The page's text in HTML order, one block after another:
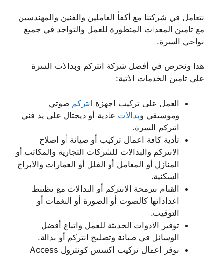
نتعامل في شركتنا مع أكفأ العاملين والفنين والمهندسين
مع تامين المعدات المتطورة للعمل والتواجد في جميع
نواحي السرة.
هذا ونحرص في أفضل شركة انتركم وبدالات السرة
على تامين الخدمات الاتية:
العمل على تركيب اجهزة انتركم صوتي
وموسيقي وبدالات عادية أو ديجتال على يد فني
انتركم السرة.
تأدية كافة اعمال تركيب أو صيانة أو اصلاح
الانتركم والبدالات للشركات التجارية والمكاتب أو
المنازل أو المعامل أو الفلل أو العمارات والابراج
السكنية.
القيام ببرمجة الانتركم أو البدالات مع تظبيط
اعداداتها كالصوت أو الصورة أو النغمات أو
التوقيت.
توفير الادوات الحديثة للعمل واتباع أفضل
الوسائل في صيانة وتصليح انتركم أو بدالة.
نوفر اعمال تركيب اكسس كونترول Access